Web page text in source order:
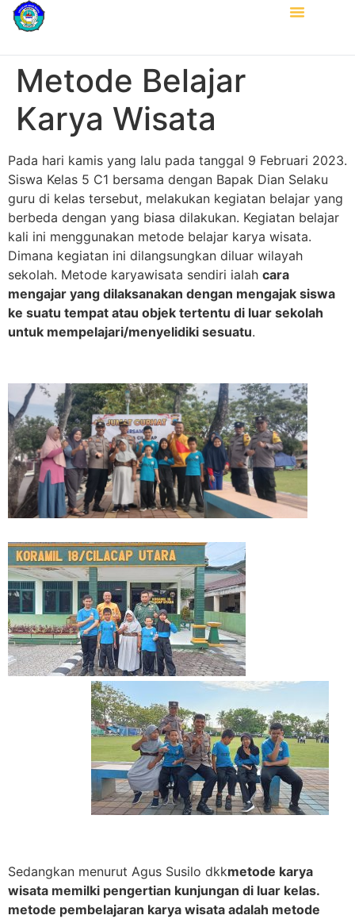
Metode Belajar
Karya Wisata
Pada hari kamis yang lalu pada tanggal 9 Februari 2023.
Siswa Kelas 5 C1 bersama dengan Bapak Dian Selaku
guru di kelas tersebut, melakukan kegiatan belajar yang
berbeda dengan yang biasa dilakukan. Kegiatan belajar
kali ini menggunakan metode belajar karya wisata.
Dimana kegiatan ini dilangsungkan diluar wilayah
sekolah. Metode karyawisata sendiri ialah cara
mengajar yang dilaksanakan dengan mengajak siswa
ke suatu tempat atau objek tertentu di luar sekolah
untuk mempelajari/menyelidiki sesuatu.
Sedangkan menurut Agus Susilo dkkmetode karya
wisata memilki pengertian kunjungan di luar kelas.
metode pembelajaran karya wisata adalah metode